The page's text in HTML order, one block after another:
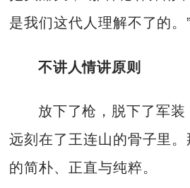
是我们这代人理解不了的。”
不讲人情讲原则
放下了枪，脱下了军
远刻在了王连山的骨子里
的简朴、正直与纯粹。